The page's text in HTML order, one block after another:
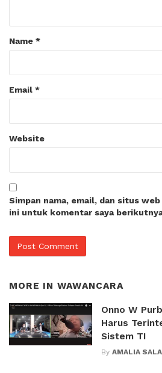
Name *
Email *
Website
Simpan nama, email, dan situs web
ini untuk komentar saya
MORE IN WAWANCARA
Onno W
Harus
Sistem TI
By AMALIA